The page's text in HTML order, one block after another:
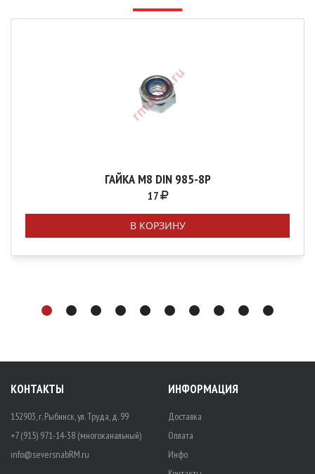
ГАЙКА М8 DIN 985-8P
17
В КОРЗИНУ
КОНТАКТЫ
152903, г. Рыбинск, ул. Труда, д. 99
+7 (915) 971-14-38 (многоканальный)
info@seversnabRM.ru
ИНФОРМАЦИЯ
Доставка
Оплата
Инфо